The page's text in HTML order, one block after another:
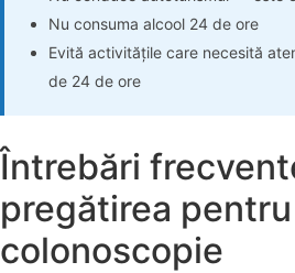
Nu consuma alcool 24 de ore
Evită activitățile care necesită
de 24 de ore
Întrebări
pregătirea pentru
colonoscopie